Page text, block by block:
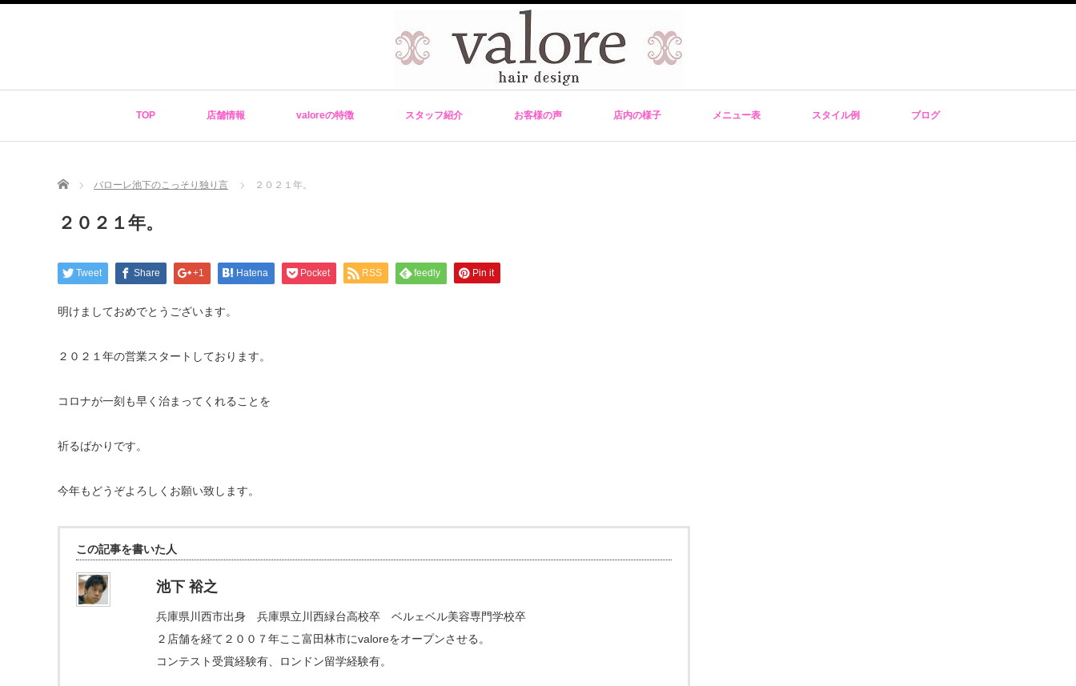
TOP 店舗情報 valoreの特徴 スタッフ紹介 お客様の声 店内の様子 メニュー表 スタイル例 ブログ
Home バローレ池下のこっそり独り言 ２０２１年。
２０２１年。
Tweet Share +1 Hatena Pocket RSS feedly Pin it
明けましておめでとうございます。
２０２１年の営業スタートしております。
コロナが一刻も早く治まってくれることを
祈るばかりです。
今年もどうぞよろしくお願い致します。
この記事を書いた人
池下 裕之
兵庫県川西市出身 兵庫県立川西緑台高校卒 ベルェベル美容専門学校卒
２店舗を経て２００７年ここ富田林市にvaloreをオープンさせる。
コンテスト受賞経験有、ロンドン留学経験有。